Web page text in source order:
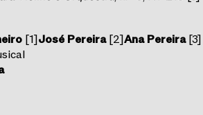
[1]José Pereira[2]Ana Pereira[3]